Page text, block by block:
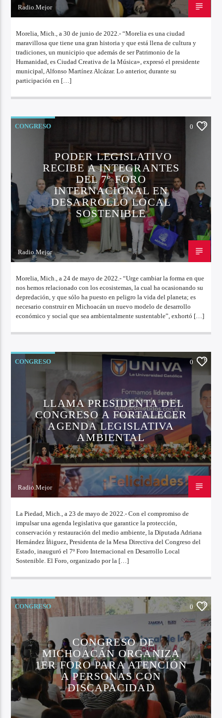
Radio.Mejor
Morelia, Mich., a 30 de junio de 2022.- “Morelia es una ciudad
maravillosa que tiene una gran historia y que está llena de cultura y
tradiciones, un municipio que además de ser Patrimonio de la
Humanidad, es Ciudad Creativa de la Música», expresó el presidente
municipal, Alfonso Martínez Alcázar. Lo anterior, durante su
participación en […]
CONGRESO 0
PODER LEGISLATIVO
RECIBE A INTEGRANTES
DEL 7º FORO
INTERNACIONAL EN
DESARROLLO LOCAL
SOSTENIBLE
Radio.Mejor
Morelia, Mich., a 24 de mayo de 2022.- “Urge cambiar la forma en que
nos hemos relacionado con los ecosistemas, la cual ha ocasionando su
depredación, y que sólo ha puesto en peligro la vida del planeta; es
necesario construir en Michoacán un nuevo modelo de desarrollo
económico y social que sea ambientalmente sustentable”, exhortó […]
CONGRESO 0
LLAMA PRESIDENTA DEL
CONGRESO A FORTALECER
AGENDA LEGISLATIVA
AMBIENTAL
Radio.Mejor
La Piedad, Mich., a 23 de mayo de 2022.- Con el compromiso de
impulsar una agenda legislativa que garantice la protección,
conservación y restauración del medio ambiente, la Diputada Adriana
Hernández Íñiguez, Presidenta de la Mesa Directiva del Congreso del
Estado, inauguró el 7º Foro Internacional en Desarrollo Local
Sostenible. El Foro, organizado por la […]
CONGRESO 0
CONGRESO DE
MICHOACÁN ORGANIZA
1ER FORO PARA ATENCIÓN
A PERSONAS CON
DISCAPACIDAD